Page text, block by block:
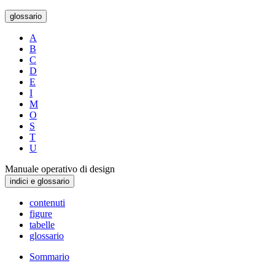
glossario
A
B
C
D
E
I
M
O
S
T
U
Manuale operativo di design
indici e glossario
contenuti
figure
tabelle
glossario
Sommario